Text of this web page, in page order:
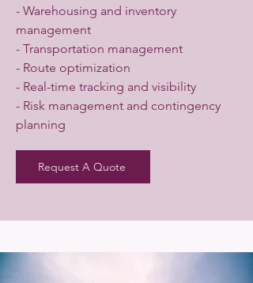
- Warehousing and inventory
management
- Transportation management
- Route optimization
- Real-time tracking and visibility
- Risk management and contingency
planning
Request A Quote